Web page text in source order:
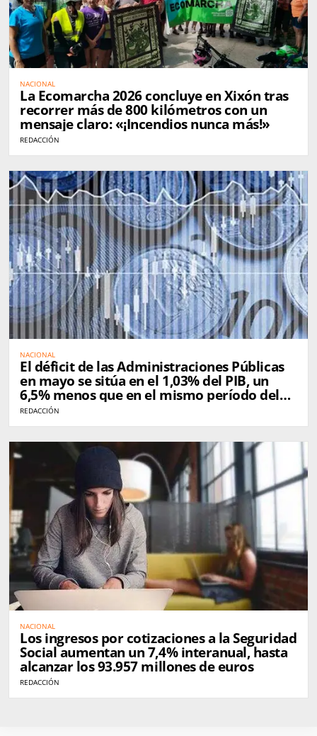
NACIONAL
La Ecomarcha 2026 concluye en Xixón tras
recorrer más de 800 kilómetros con un
mensaje claro: «¡Incendios nunca más!»
REDACCIÓN
NACIONAL
El déficit de las Administraciones Públicas
en mayo se sitúa en el 1,03% del PIB, un
6,5% menos que en el mismo período del
año pasado
REDACCIÓN
NACIONAL
Los ingresos por cotizaciones a la Seguridad
Social aumentan un 7,4% interanual, hasta
alcanzar los 93.957 millones de euros
REDACCIÓN